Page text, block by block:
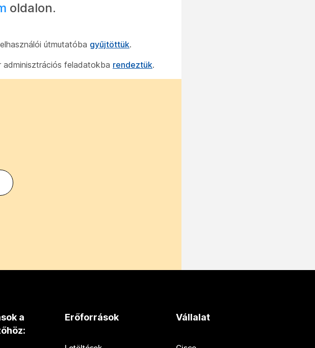
oldalon.
útmutatóba gyűjtöttük.
adminisztrációs feladatokba rendeztük.
a
Erőforrások Vállalat